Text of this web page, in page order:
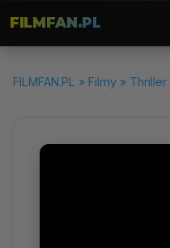
FILMFAN.PL
FILMFAN.PL » Filmy » Thriller